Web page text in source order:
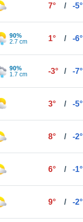
7° / -5°
90%
2.7 cm
1° / -6°
90%
1.7 cm
-3° / -7°
3° / -5°
8° / -2°
6° / -1°
9° / -2°